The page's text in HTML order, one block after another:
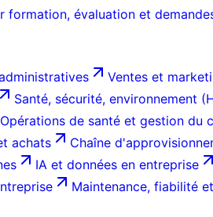
formation, évaluation et
Ventes et
Santé, sécurité, environnement
Opérations de santé et gestion du
achats Chaîne
IA et données en entreprise
Maintenance, fiabilité